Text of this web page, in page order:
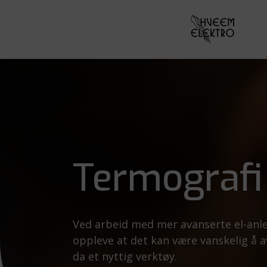
Termografi
Ved arbeid med mer avanserte el-
oppleve at det kan være vanskelig å
da et nyttig verktøy.